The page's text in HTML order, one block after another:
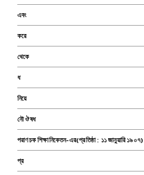
এবং
করে
থেকে
ধ
নিয়ে
নৌ ঔষধ
পরাণচক শিক্ষানিকেতন-এর(প্রতিষ্ঠা : ১১ জানুয়ারি ১৯০৭)
প্র